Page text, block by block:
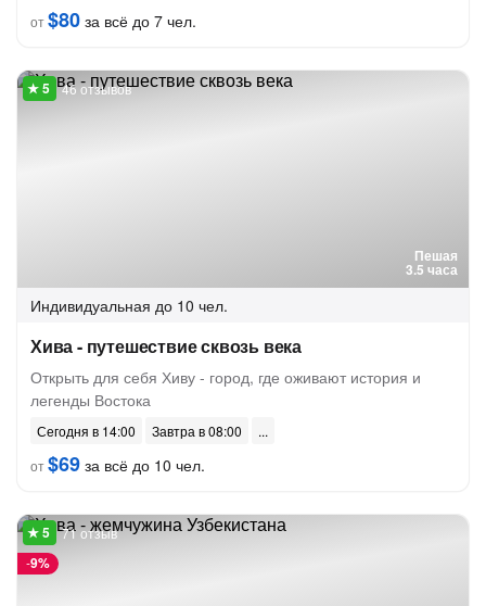
от$80 за всё до 7 чел.
Пешая
3.5 часа
46 отзывов
Индивидуальная до 10 чел.
Хива - путешествие сквозь века
Открыть для себя Хиву - город, где оживают история и
легенды Востока
Сегодня в 14:00
Завтра в 08:00
от$69 за всё до 10 чел.
-9%
71 отзыв